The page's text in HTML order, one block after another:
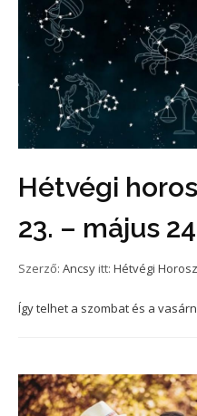
Hétvégi
23. – május
Szerző: Ancsy itt: Hétvégi
Így telhet a szombat és a